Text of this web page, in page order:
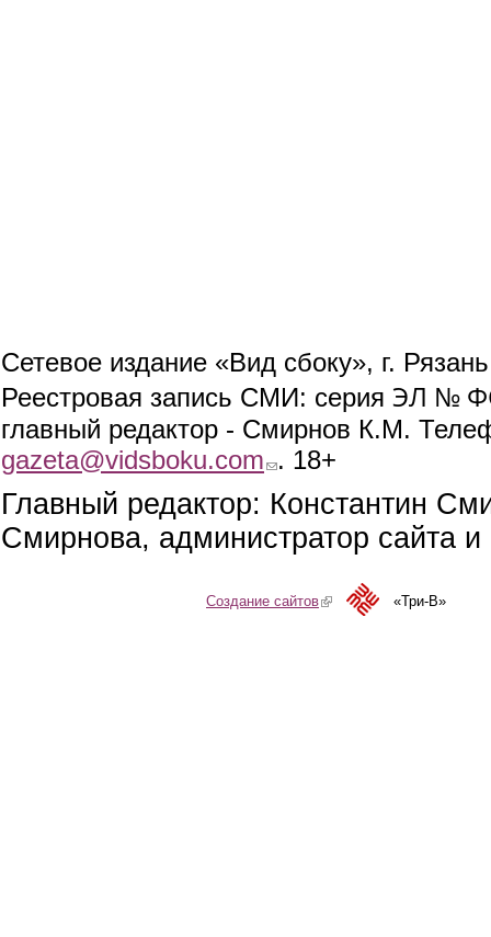
Сетевое издание «Вид сбоку», г.
Реестровая запись СМИ: серия ЭЛ №
главный редактор - Смирнов К.М.
gazeta@vidsboku.com (link sends e-mail)
. 18+
Главный редактор: Константин
Смирнова, администратор сайта
Создание сайтов(link is external)«Три-В»